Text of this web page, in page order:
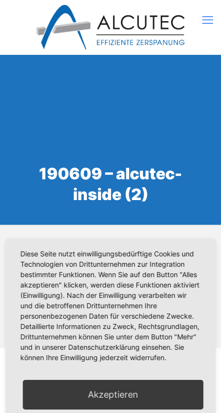
190609 – alcutec-
inside (2)
Diese Seite nutzt einwilligungsbedürftige Cookies und
Technologien von Drittunternehmen zur Integration
bestimmter Funktionen. Wenn Sie auf den Button "Alles
akzeptieren" klicken, werden diese Funktionen aktiviert
(Einwilligung). Nach der Einwilligung verarbeiten wir
und die betroffenen Drittunternehmen Ihre
personenbezogenen Daten für verschiedene Zwecke.
Detaillierte Informationen zu Zweck, Rechtsgrundlagen,
Drittunternehmen können Sie unter dem Button "Mehr"
und in unserer Datenschutzerklärung einsehen. Sie
können Ihre Einwilligung jederzeit widerrufen.
Akzeptieren